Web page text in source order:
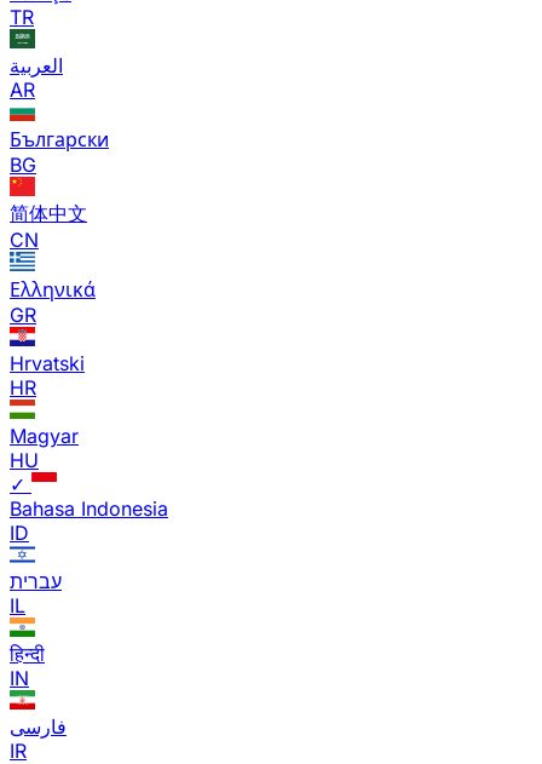
TR
العربية
AR
Български
BG
简体中文
CN
Ελληνικά
GR
Hrvatski
HR
Magyar
HU
✓
Bahasa Indonesia
ID
עברית
IL
हिन्दी
IN
فارسی
IR